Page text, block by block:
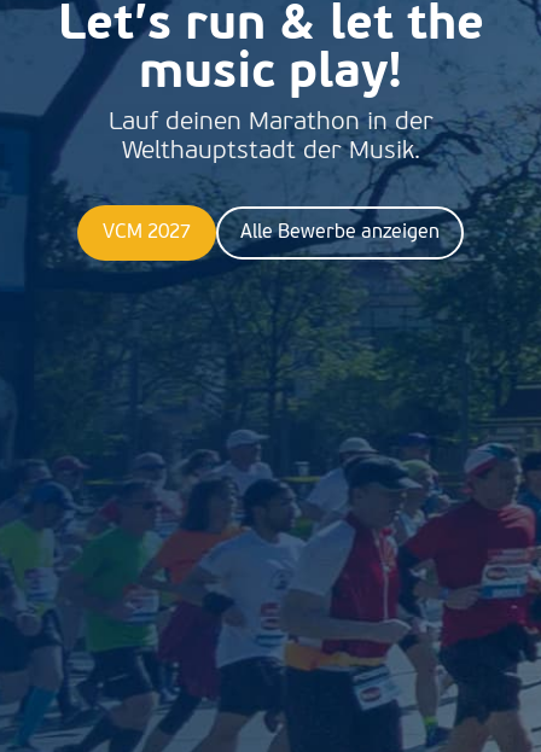
Let’s run & let the
music play!
Lauf deinen Marathon in der
Welthauptstadt der Musik.
VCM 2027 Alle Bewerbe anzeigen